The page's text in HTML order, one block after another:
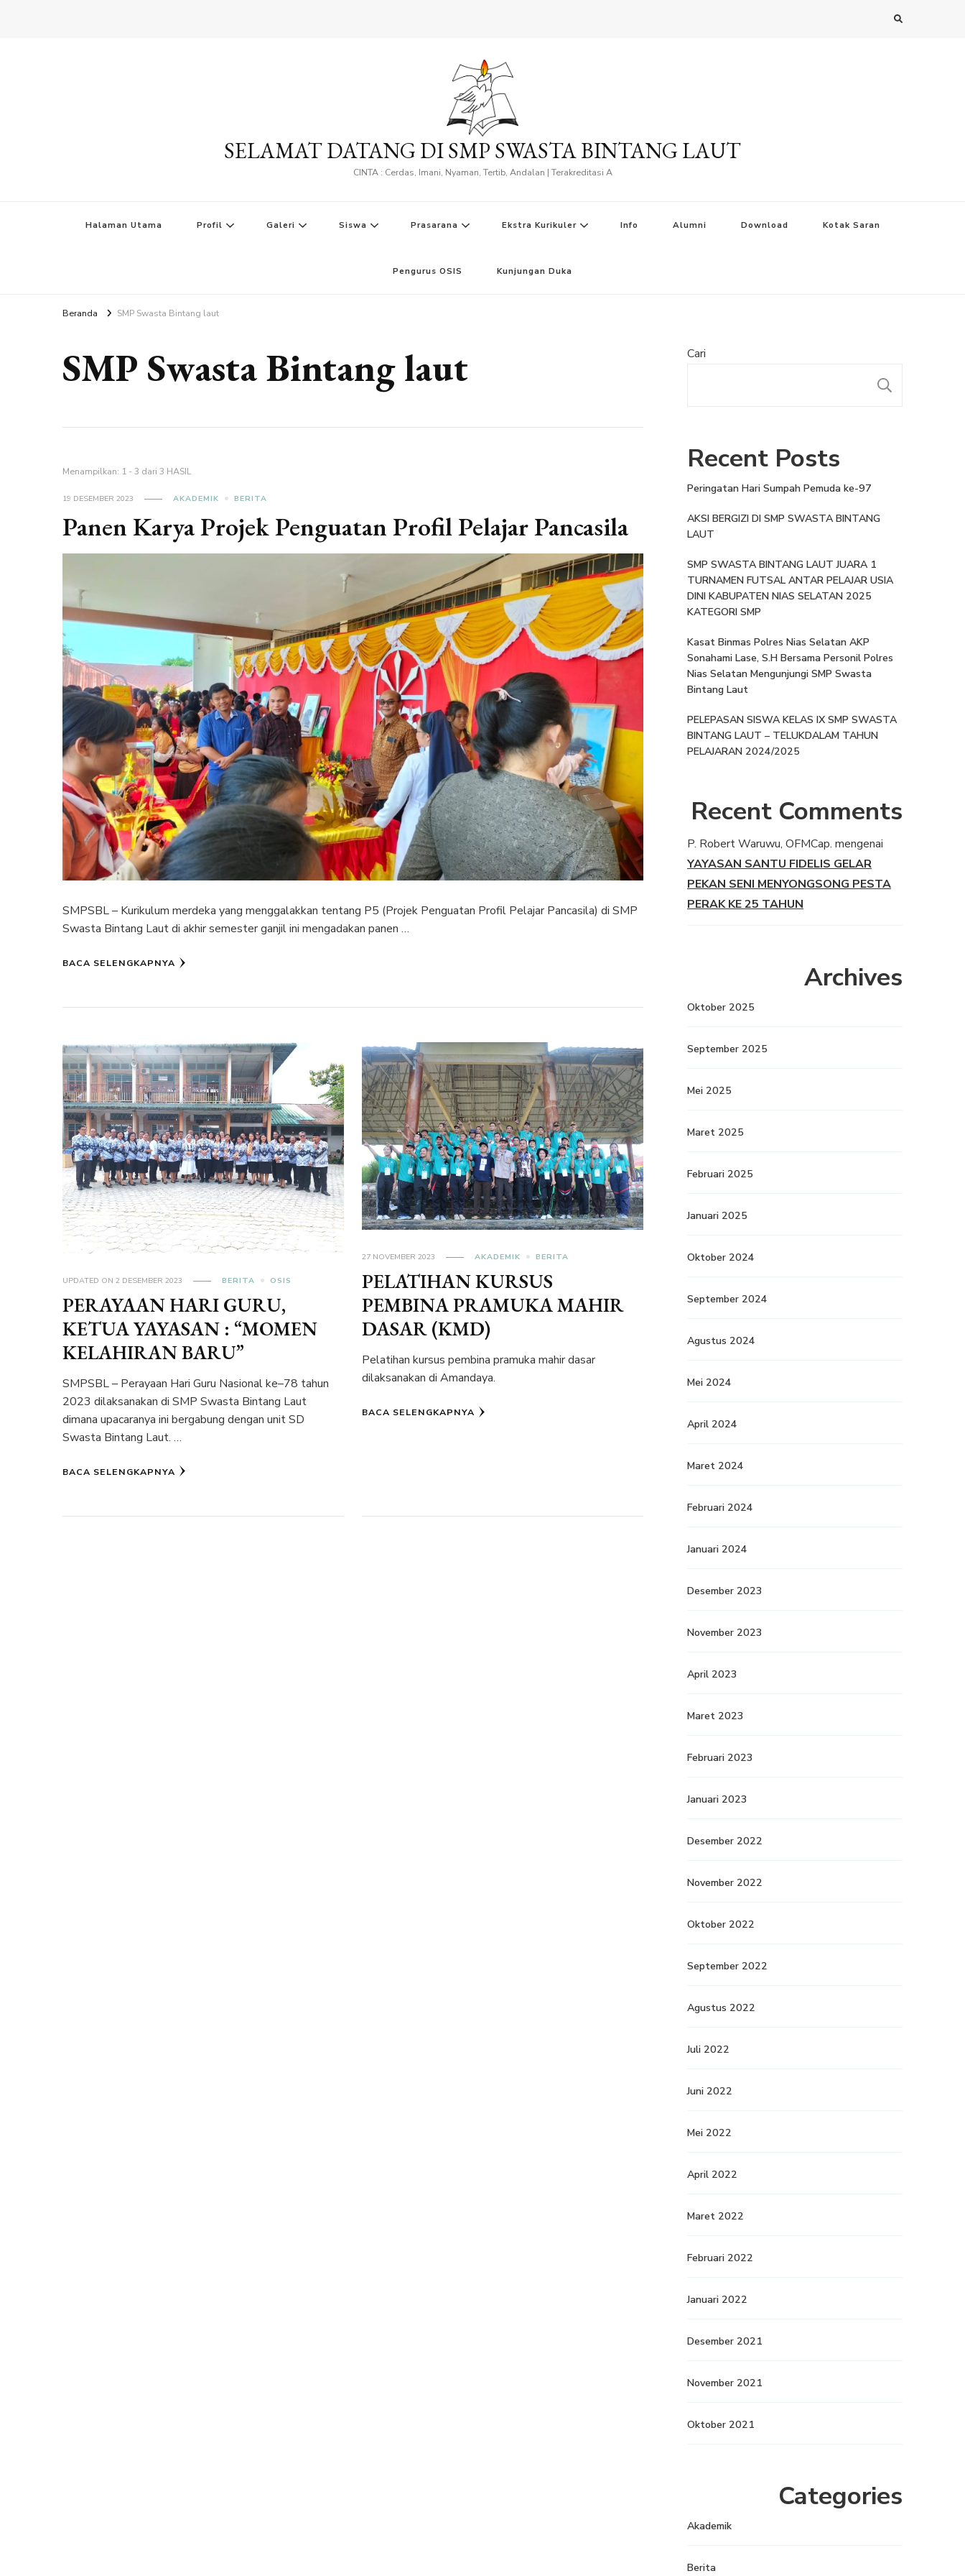
SELAMAT DATANG DI SMP SWASTA BINTANG LAUT
CINTA : Cerdas, Imani, Nyaman, Tertib, Andalan | Terakreditasi A
Halaman Utama Profil Galeri Siswa Prasarana Ekstra Kurikuler Info Alumni Download Kotak Saran
Pengurus OSIS Kunjungan Duka
Beranda SMP Swasta Bintang laut
SMP Swasta Bintang laut
Menampilkan: 1 - 3 dari 3 HASIL
19 DESEMBER 2023 AKADEMIK BERITA
Panen Karya Projek Penguatan Profil Pelajar Pancasila
SMPSBL – Kurikulum merdeka yang menggalakkan tentang P5 (Projek Penguatan Profil Pelajar Pancasila) di SMP
Swasta Bintang Laut di akhir semester ganjil ini mengadakan panen …
BACA SELENGKAPNYA
UPDATED ON2 DESEMBER 2023 BERITA OSIS
PERAYAAN HARI GURU,
KETUA YAYASAN : “MOMEN
KELAHIRAN BARU”
SMPSBL – Perayaan Hari Guru Nasional ke–78 tahun
2023 dilaksanakan di SMP Swasta Bintang Laut
dimana upacaranya ini bergabung dengan unit SD
Swasta Bintang Laut. …
BACA SELENGKAPNYA
27 NOVEMBER 2023 AKADEMIK BERITA
PELATIHAN KURSUS
PEMBINA PRAMUKA MAHIR
DASAR (KMD)
Pelatihan kursus pembina pramuka mahir dasar
dilaksanakan di Amandaya.
BACA SELENGKAPNYA
Cari
Recent Posts
Peringatan Hari Sumpah Pemuda ke-97
AKSI BERGIZI DI SMP SWASTA BINTANG
LAUT
SMP SWASTA BINTANG LAUT JUARA 1
TURNAMEN FUTSAL ANTAR PELAJAR USIA
DINI KABUPATEN NIAS SELATAN 2025
KATEGORI SMP
Kasat Binmas Polres Nias Selatan AKP
Sonahami Lase, S.H Bersama Personil Polres
Nias Selatan Mengunjungi SMP Swasta
Bintang Laut
PELEPASAN SISWA KELAS IX SMP SWASTA
BINTANG LAUT – TELUKDALAM TAHUN
PELAJARAN 2024/2025
Recent Comments
P. Robert Waruwu, OFMCap. mengenai
YAYASAN SANTU FIDELIS GELAR
PEKAN SENI MENYONGSONG PESTA
PERAK KE 25 TAHUN
Archives
Oktober 2025
September 2025
Mei 2025
Maret 2025
Februari 2025
Januari 2025
Oktober 2024
September 2024
Agustus 2024
Mei 2024
April 2024
Maret 2024
Februari 2024
Januari 2024
Desember 2023
November 2023
April 2023
Maret 2023
Februari 2023
Januari 2023
Desember 2022
November 2022
Oktober 2022
September 2022
Agustus 2022
Juli 2022
Juni 2022
Mei 2022
April 2022
Maret 2022
Februari 2022
Januari 2022
Desember 2021
November 2021
Oktober 2021
Categories
Akademik
Berita